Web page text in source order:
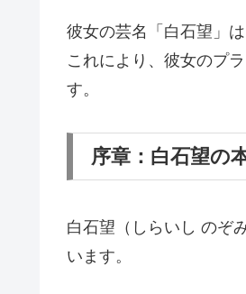
彼女の芸名「白石望」
これにより、彼女のプ
す。
序章：白石望の
白石望（しらいし のぞ
います。